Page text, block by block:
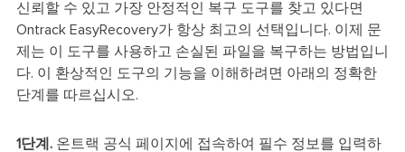
신뢰할 수 있고 가장 안정적인 복구 도구를 찾고 있다면
Ontrack EasyRecovery가 항상 최고의 선택입니다. 이제 문
제는 이 도구를 사용하고 손실된 파일을 복구하는 방법입니
다. 이 환상적인 도구의 기능을 이해하려면 아래의 정확한
단계를 따르십시오.
1단계.온트랙 공식 페이지에 접속하여 필수 정보를 입력하